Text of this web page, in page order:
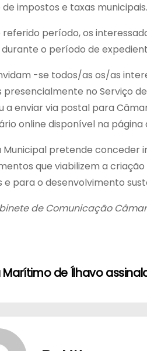
impostos e taxas municipais.
referido período, os
durante o período de
-se todos/as os/as
no Serviço
a enviar via postal para
online disponível na página
Municipal pretende conceder
que viabilizem a
e para o desenvolvimento
de Comunicação
Marítimo de Ílhavo